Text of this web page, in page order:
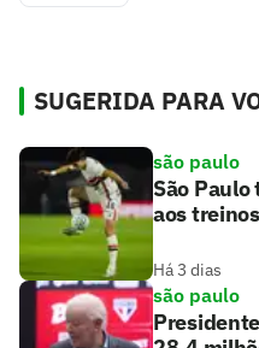
SUGERIDA PARA
são paulo
São
aos treinos
Há 3 dias
são paulo